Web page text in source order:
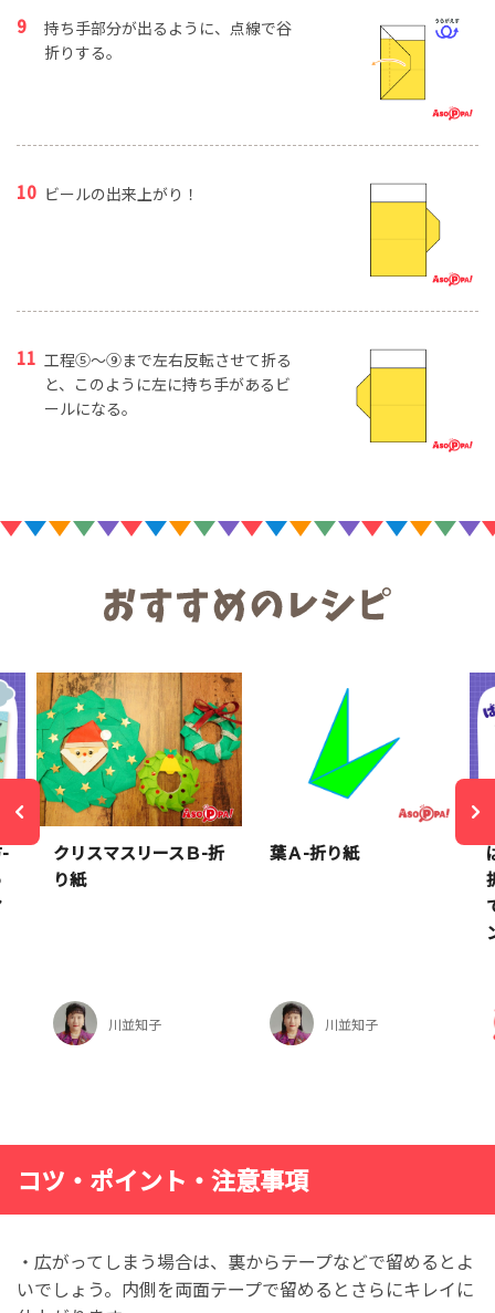
持ち手部分が出るように、点線で谷
折りする。
ビールの出来上がり！
工程⑤～⑨まで左右反転させて折る
と、このように左に持ち手があるビ
ールになる。
クリスマスリースＢ-折
り紙
川並知子
葉Ａ-折り紙
川並知子
コツ・ポイント・注意事項
・広がってしまう場合は、裏からテープなどで留めるとよ
いでしょう。内側を両面テープで留めるとさらにキレイに